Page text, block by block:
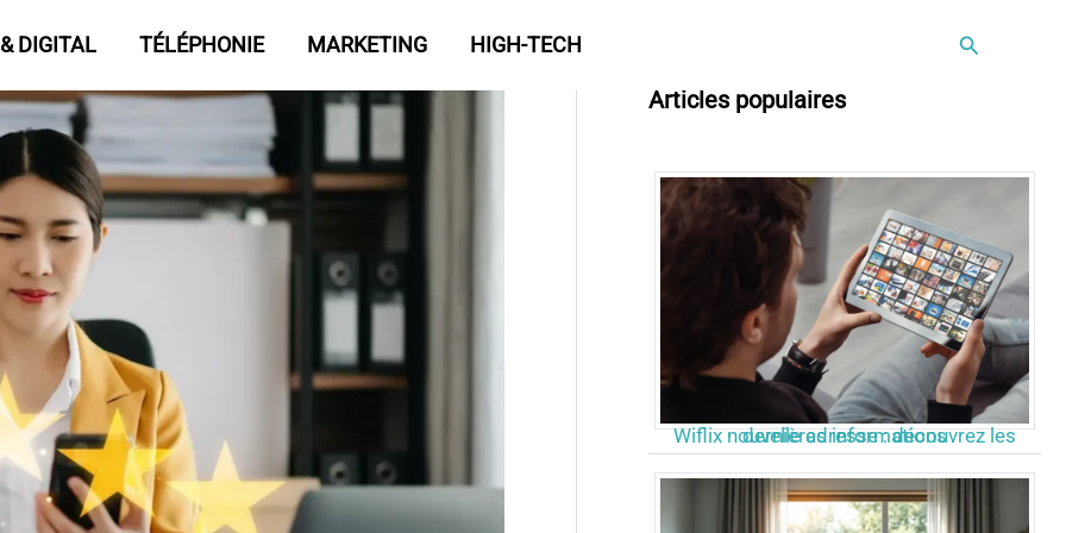
DIGITAL TÉLÉPHONIE MARKETING HIGH-TECH Rechercher
Articles populaires
Wiflix nouvelle adresse : découvrez les dernières informations